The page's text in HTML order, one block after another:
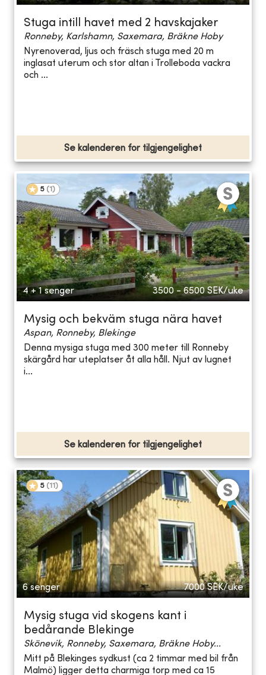
Stuga intill havet med 2 havskajaker
Ronneby, Karlshamn, Saxemara, Bräkne Hoby
Nyrenoverad, ljus och fräsch stuga med 20 m
inglasat uterum och stor altan i Trolleboda vackra
och ...
Se kalenderen for tilgjengelighet
5 (1 )
4 + 1 senger 3500 - 6500 SEK/uke
Mysig och bekväm stuga nära havet
Aspan, Ronneby, Blekinge
Denna mysiga stuga med 300 meter till Ronneby
skärgård har uteplatser åt alla håll. Njut av lugnet
i...
Se kalenderen for tilgjengelighet
5 (11 )
6 senger 7000 SEK/uke
Mysig stuga vid skogens kant i
bedårande Blekinge
Skönevik, Ronneby, Saxemara, Bräkne Hoby...
Mitt på Blekinges sydkust (ca 2 timmar med bil från
Malmö) ligger detta charmiga torp med ca 15